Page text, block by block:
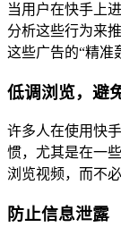
当用户在快手上
分析这些行为来
这些广告的“精准
低调浏览，避
许多人在使用快
惯，尤其是在一
浏览视频，而不
防止信息泄露